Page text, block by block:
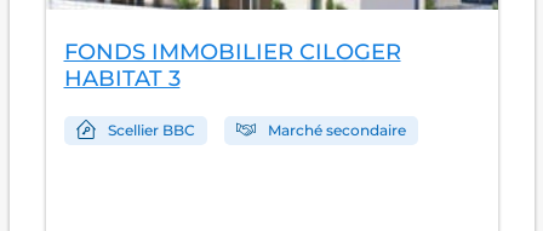
FONDS IMMOBILIER CILOGER
HABITAT 3
Scellier BBC Marché secondaire